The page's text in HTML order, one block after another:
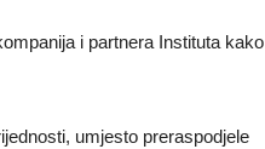
i partnera Instituta kako
umjesto preraspodjele